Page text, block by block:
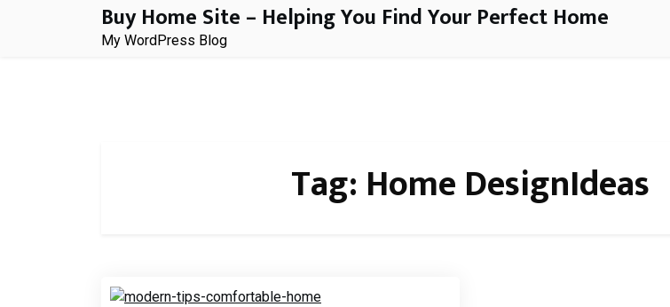
Buy Home Site – Helping You Find Your Perfect Home
My WordPress Blog
Tag: Home DesignIdeas